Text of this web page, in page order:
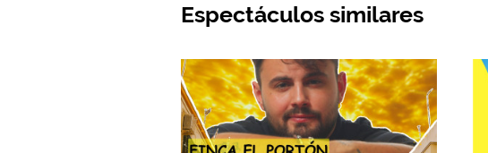
Espectáculos similares